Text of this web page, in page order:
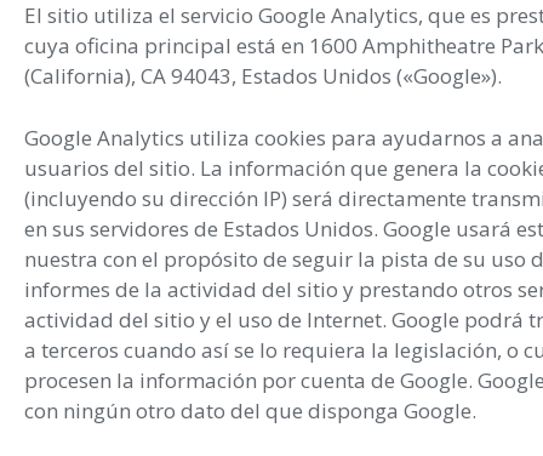
El sitio utiliza el servicio Google Analytics, que es
cuya oficina principal está en 1600 Amphitheatre
(California), CA 94043, Estados Unidos («Google»).
Google Analytics utiliza cookies para ayudarnos a
usuarios del sitio. La información que genera la
(incluyendo su dirección IP) será directamente
en sus servidores de Estados Unidos. Google usará
nuestra con el propósito de seguir la pista de su uso
informes de la actividad del sitio y prestando otros
actividad del sitio y el uso de Internet. Google podrá
a terceros cuando así se lo requiera la legislación, o
procesen la información por cuenta de Google.
con ningún otro dato del que disponga Google.